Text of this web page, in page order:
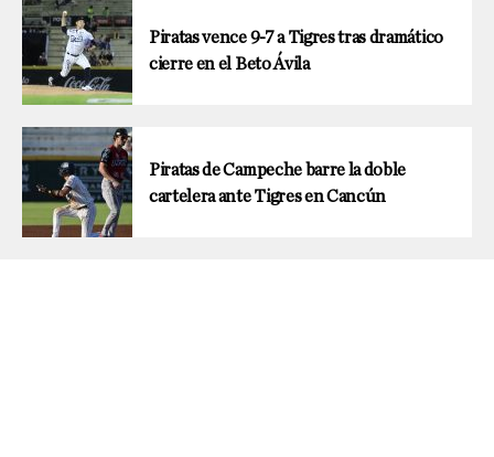
Piratas vence 9-7 a Tigres tras dramático
cierre en el Beto Ávila
Piratas de Campeche barre la doble
cartelera ante Tigres en Cancún